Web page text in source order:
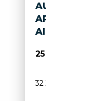
AUTOMAAT,
APPLE/
AIRCO
25 990€
32 213 km